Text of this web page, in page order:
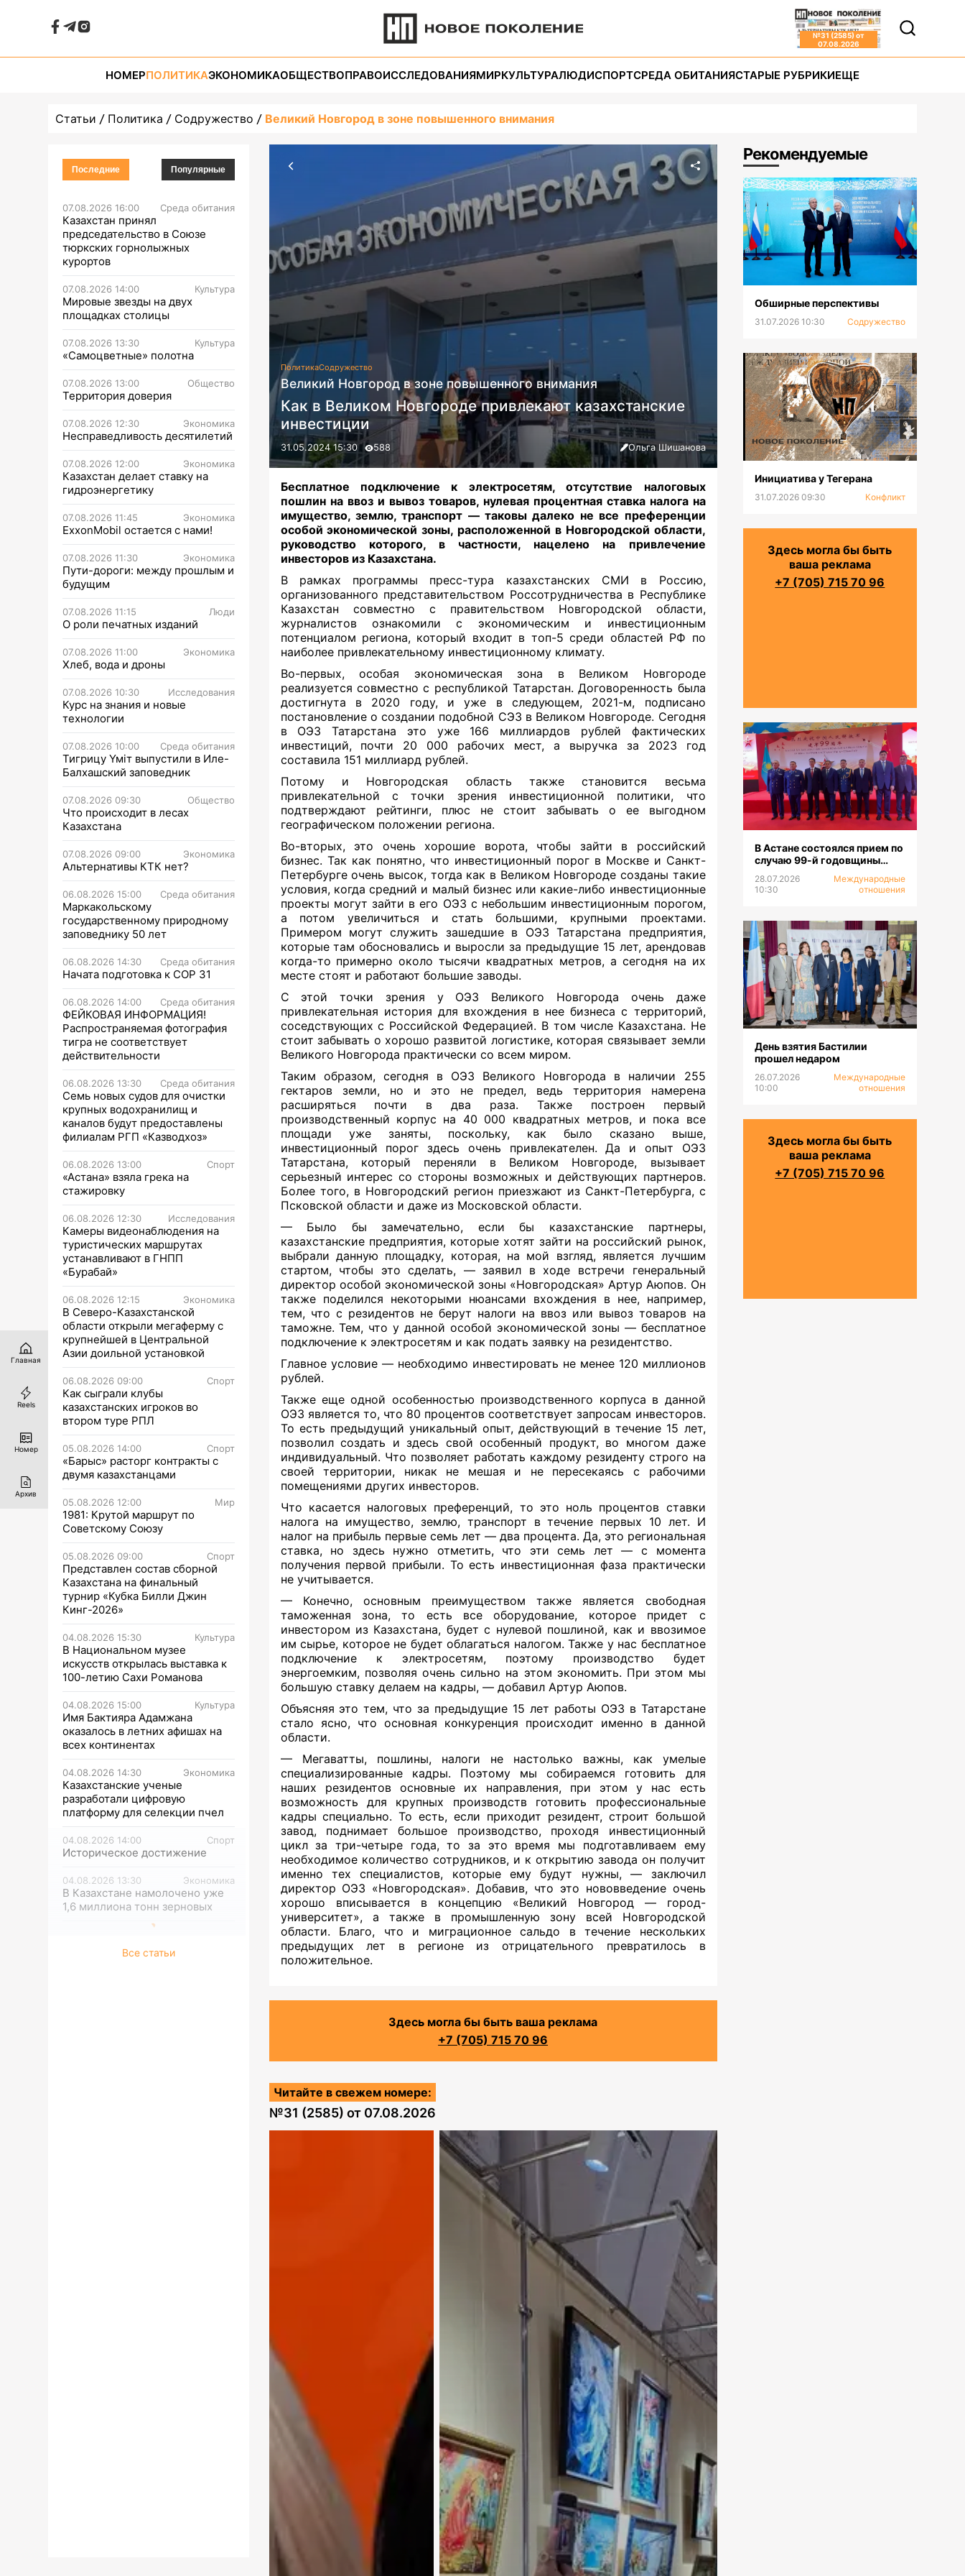
№31 (2585) от
07.08.2026
НОМЕРПОЛИТИКАЭКОНОМИКАОБЩЕСТВОПРАВОИССЛЕДОВАНИЯМИРКУЛЬТУРАЛЮДИСПОРТСРЕДА ОБИТАНИЯСТАРЫЕ РУБРИКИЕЩЕ
Статьи Политика Содружество Великий Новгород в зоне повышенного внимания
Последние Популярные
07.08.2026 16:00 Среда обитания
Казахстан принял
председательство в Союзе
тюркских горнолыжных
курортов
07.08.2026 14:00 Культура
Мировые звезды на двух
площадках столицы
07.08.2026 13:30 Культура
«Самоцветные» полотна
07.08.2026 13:00 Общество
Территория доверия
07.08.2026 12:30 Экономика
Несправедливость десятилетий
07.08.2026 12:00 Экономика
Казахстан делает ставку на
гидроэнергетику
07.08.2026 11:45 Экономика
ExxonMobil остается с нами!
07.08.2026 11:30 Экономика
Пути-дороги: между прошлым и
будущим
07.08.2026 11:15 Люди
О роли печатных изданий
07.08.2026 11:00 Экономика
Хлеб, вода и дроны
07.08.2026 10:30 Исследования
Курс на знания и новые
технологии
07.08.2026 10:00 Среда обитания
Тигрицу Үміт выпустили в Иле-
Балхашский заповедник
07.08.2026 09:30 Общество
Что происходит в лесах
Казахстана
07.08.2026 09:00 Экономика
Альтернативы КТК нет?
06.08.2026 15:00 Среда обитания
Маркакольскому
государственному природному
заповеднику 50 лет
06.08.2026 14:30 Среда обитания
Начата подготовка к СОР 31
06.08.2026 14:00 Среда обитания
ФЕЙКОВАЯ ИНФОРМАЦИЯ!
Распространяемая фотография
тигра не соответствует
действительности
06.08.2026 13:30 Среда обитания
Семь новых судов для очистки
крупных водохранилищ и
каналов будут предоставлены
филиалам РГП «Казводхоз»
06.08.2026 13:00 Спорт
«Астана» взяла грека на
стажировку
06.08.2026 12:30 Исследования
Камеры видеонаблюдения на
туристических маршрутах
устанавливают в ГНПП
«Бурабай»
06.08.2026 12:15 Экономика
В Северо-Казахстанской
области открыли мегаферму с
крупнейшей в Центральной
Азии доильной установкой
06.08.2026 09:00 Спорт
Как сыграли клубы
казахстанских игроков во
втором туре РПЛ
05.08.2026 14:00 Спорт
«Барыс» расторг контракты с
двумя казахстанцами
05.08.2026 12:00 Мир
1981: Крутой маршрут по
Советскому Союзу
05.08.2026 09:00 Спорт
Представлен состав сборной
Казахстана на финальный
турнир «Кубка Билли Джин
Кинг-2026»
04.08.2026 15:30 Культура
В Национальном музее
искусств открылась выставка к
100-летию Сахи Романова
04.08.2026 15:00 Культура
Имя Бактияра Адамжана
оказалось в летних афишах на
всех континентах
04.08.2026 14:30 Экономика
Казахстанские ученые
разработали цифровую
платформу для селекции пчел
04.08.2026 14:00 Спорт
Историческое достижение
04.08.2026 13:30 Экономика
В Казахстане намолочено уже
1,6 миллиона тонн зерновых
Все статьи
ПолитикаСодружество
Великий Новгород в зоне повышенного внимания
Как в Великом Новгороде привлекают казахстанские
инвестиции
31.05.2024 15:30 588 Ольга Шишанова
Бесплатное подключение к электросетям, отсутствие налоговых
пошлин на ввоз и вывоз товаров, нулевая процентная ставка налога на
имущество, землю, транспорт — таковы далеко не все преференции
особой экономической зоны, расположенной в Новгородской области,
руководство которого, в частности, нацелено на привлечение
инвесторов из Казахстана.
В рамках программы пресс-тура казахстанских СМИ в Россию,
организованного представительством Россотрудничества в Республике
Казахстан совместно с правительством Новгородской области,
журналистов ознакомили с экономическим и инвестиционным
потенциалом региона, который входит в топ-5 среди областей РФ по
наиболее привлекательному инвестиционному климату.
Во-первых, особая экономическая зона в Великом Новгороде
реализуется совместно с республикой Татарстан. Договоренность была
достигнута в 2020 году, и уже в следующем, 2021-м, подписано
постановление о создании подобной СЭЗ в Великом Новгороде. Сегодня
в ОЭЗ Татарстана это уже 166 миллиардов рублей фактических
инвестиций, почти 20 000 рабочих мест, а выручка за 2023 год
составила 151 миллиард рублей.
Потому и Новгородская область также становится весьма
привлекательной с точки зрения инвестиционной политики, что
подтверждают рейтинги, плюс не стоит забывать о ее выгодном
географическом положении региона.
Во-вторых, это очень хорошие ворота, чтобы зайти в российский
бизнес. Так как понятно, что инвестиционный порог в Москве и Санкт-
Петербурге очень высок, тогда как в Великом Новгороде созданы такие
условия, когда средний и малый бизнес или какие-либо инвестиционные
проекты могут зайти в его ОЭЗ с небольшим инвестиционным порогом,
а потом увеличиться и стать большими, крупными проектами.
Примером могут служить зашедшие в ОЭЗ Татарстана предприятия,
которые там обосновались и выросли за предыдущие 15 лет, арендовав
когда-то примерно около тысячи квадратных метров, а сегодня на их
месте стоят и работают большие заводы.
С этой точки зрения у ОЭЗ Великого Новгорода очень даже
привлекательная история для вхождения в нее бизнеса с территорий,
соседствующих с Российской Федерацией. В том числе Казахстана. Не
стоит забывать о хорошо развитой логистике, которая связывает земли
Великого Новгорода практически со всем миром.
Таким образом, сегодня в ОЭЗ Великого Новгорода в наличии 255
гектаров земли, но и это не предел, ведь территория намерена
расширяться почти в два раза. Также построен первый
производственный корпус на 40 000 квадратных метров, и пока все
площади уже заняты, поскольку, как было сказано выше,
инвестиционный порог здесь очень привлекателен. Да и опыт ОЭЗ
Татарстана, который переняли в Великом Новгороде, вызывает
серьезный интерес со стороны возможных и действующих партнеров.
Более того, в Новгородский регион приезжают из Санкт-Петербурга, с
Псковской области и даже из Московской области.
— Было бы замечательно, если бы казахстанские партнеры,
казахстанские предприятия, которые хотят зайти на российский рынок,
выбрали данную площадку, которая, на мой взгляд, является лучшим
стартом, чтобы это сделать, — заявил в ходе встречи генеральный
директор особой экономической зоны «Новгородская» Артур Аюпов. Он
также поделился некоторыми нюансами вхождения в нее, например,
тем, что с резидентов не берут налоги на ввоз или вывоз товаров на
таможне. Тем, что у данной особой экономической зоны — бесплатное
подключение к электросетям и как подать заявку на резидентство.
Главное условие — необходимо инвестировать не менее 120 миллионов
рублей.
Также еще одной особенностью производственного корпуса в данной
ОЭЗ является то, что 80 процентов соответствует запросам инвесторов.
То есть предыдущий уникальный опыт, действующий в течение 15 лет,
позволил создать и здесь свой особенный продукт, во многом даже
индивидуальный. Что позволяет работать каждому резиденту строго на
своей территории, никак не мешая и не пересекаясь с рабочими
помещениями других инвесторов.
Что касается налоговых преференций, то это ноль процентов ставки
налога на имущество, землю, транспорт в течение первых 10 лет. И
налог на прибыль первые семь лет — два процента. Да, это региональная
ставка, но здесь нужно отметить, что эти семь лет — с момента
получения первой прибыли. То есть инвестиционная фаза практически
не учитывается.
— Конечно, основным преимуществом также является свободная
таможенная зона, то есть все оборудование, которое придет с
инвестором из Казахстана, будет с нулевой пошлиной, как и ввозимое
им сырье, которое не будет облагаться налогом. Также у нас бесплатное
подключение к электросетям, поэтому производство будет
энергоемким, позволяя очень сильно на этом экономить. При этом мы
большую ставку делаем на кадры, — добавил Артур Аюпов.
Объясняя это тем, что за предыдущие 15 лет работы ОЭЗ в Татарстане
стало ясно, что основная конкуренция происходит именно в данной
области.
— Мегаватты, пошлины, налоги не настолько важны, как умелые
специализированные кадры. Поэтому мы собираемся готовить для
наших резидентов основные их направления, при этом у нас есть
возможность для крупных производств готовить профессиональные
кадры специально. То есть, если приходит резидент, строит большой
завод, поднимает большое производство, проходя инвестиционный
цикл за три-четыре года, то за это время мы подготавливаем ему
необходимое количество сотрудников, и к открытию завода он получит
именно тех специалистов, которые ему будут нужны, — заключил
директор ОЭЗ «Новгородская». Добавив, что это нововведение очень
хорошо вписывается в концепцию «Великий Новгород — город-
университет», а также в промышленную зону всей Новгородской
области. Благо, что и миграционное сальдо в течение нескольких
предыдущих лет в регионе из отрицательного превратилось в
положительное.
Здесь могла бы быть ваша реклама
+7 (705) 715 70 96
Читайте в свежем номере:
№31 (2585) от 07.08.2026
Рекомендуемые
Обширные перспективы
31.07.2026 10:30 Содружество
Инициатива у Тегерана
31.07.2026 09:30 Конфликт
Здесь могла бы быть
ваша реклама
+7 (705) 715 70 96
В Астане состоялся прием по
случаю 99-й годовщины
28.07.2026
10:30
Международные
отношения
День взятия Бастилии
прошел недаром
26.07.2026
10:00
Международные
отношения
Здесь могла бы быть
ваша реклама
+7 (705) 715 70 96
Главная
Reels
Номер
Архив